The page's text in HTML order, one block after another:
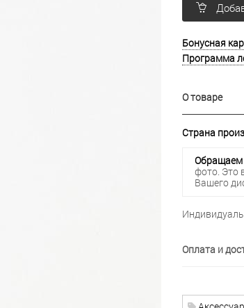
Бонусная
Программа
О товаре
Страна
фото. Это
Вашего
Оплата и